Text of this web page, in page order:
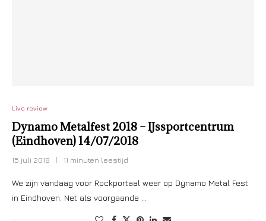
Live review
Dynamo Metalfest 2018 – IJssportcentrum
(Eindhoven) 14/07/2018
15 juli 2018 11 minuten leestijd
We zijn vandaag voor Rockportaal weer op Dynamo Metal Fest
in Eindhoven. Net als voorgaande …